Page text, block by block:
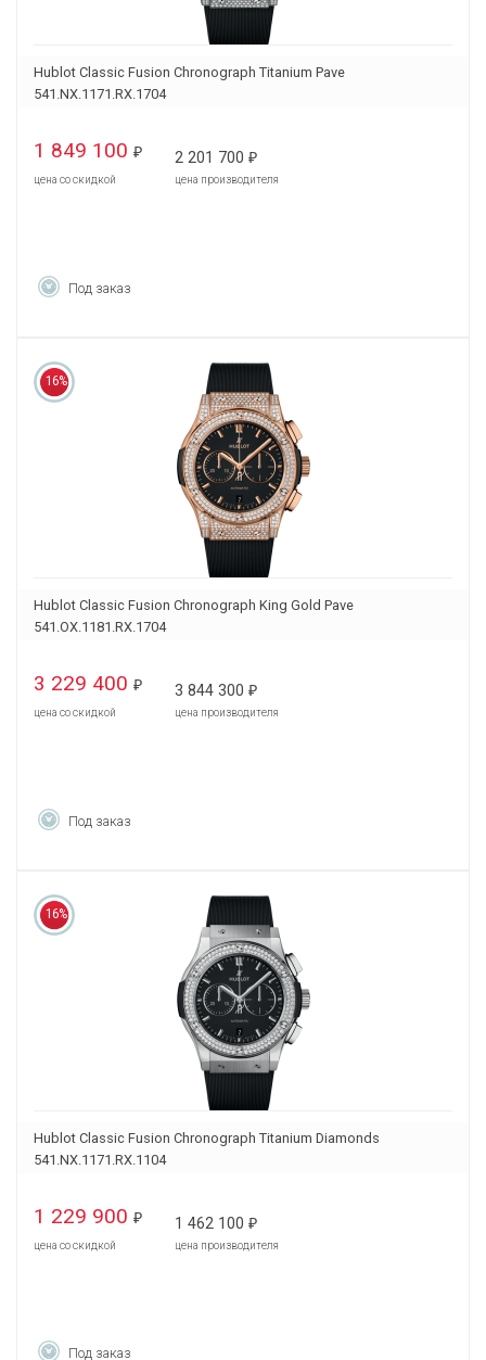
Hublot Classic Fusion Chronograph Titanium Pave
541.NX.1171.RX.1704
1 849 100 ₽
цена со скидкой
2 201 700 ₽
цена производителя
Под заказ
16%
Hublot Classic Fusion Chronograph King Gold Pave
541.OX.1181.RX.1704
3 229 400 ₽
цена со скидкой
3 844 300 ₽
цена производителя
Под заказ
16%
Hublot Classic Fusion Chronograph Titanium Diamonds
541.NX.1171.RX.1104
1 229 900 ₽
цена со скидкой
1 462 100 ₽
цена производителя
Под заказ